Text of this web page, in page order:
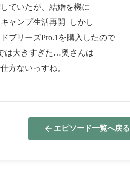
ていたが、結婚を機に
ャンプ生活再開 しかし
ブリーズPro.1を購入したので
は大きすぎた…奥さんは
方ないっすね。
エピソード一覧へ戻る